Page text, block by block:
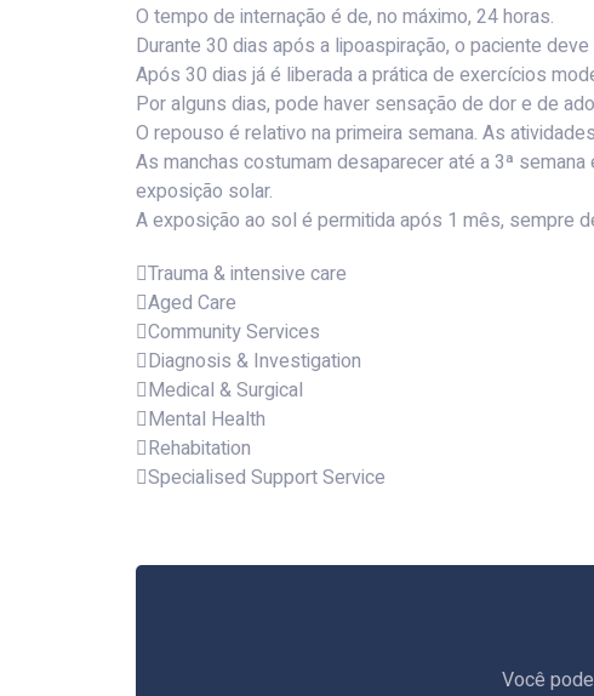
O tempo de internação é de, no máximo, 24 horas.
Durante 30 dias após a lipoaspiração, o paciente
Após 30 dias já é liberada a prática de exercícios
Por alguns dias, pode haver sensação de dor e de
O repouso é relativo na primeira semana. As
As manchas costumam desaparecer até a 3ª
exposição solar.
A exposição ao sol é permitida após 1 mês, sempre
Trauma & intensive care
Aged Care
Community Services
Diagnosis & Investigation
Medical & Surgical
Mental Health
Rehabitation
Specialised Support Service
Você